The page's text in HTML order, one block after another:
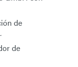
de
de